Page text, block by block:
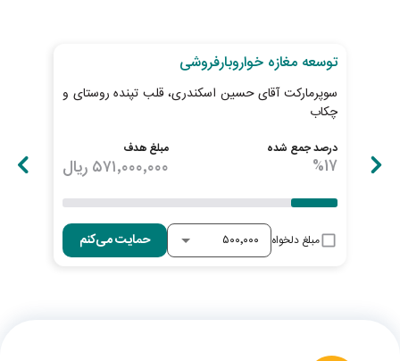
توسعه مغازه خواروبارفروشی
سوپرمارکت آقای حسین اسکندری، قلب تپنده روستای و
چکاب
درصد جمع شده
%17
مبلغ هدف
۵۷۱٬۰۰۰٬۰۰۰ ریال
مبلغ دلخواه حمایت می‌کنم